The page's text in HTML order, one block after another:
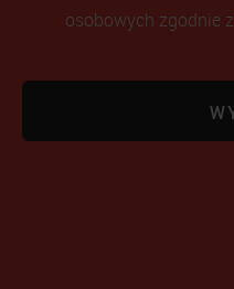
osobowych zgodnie z